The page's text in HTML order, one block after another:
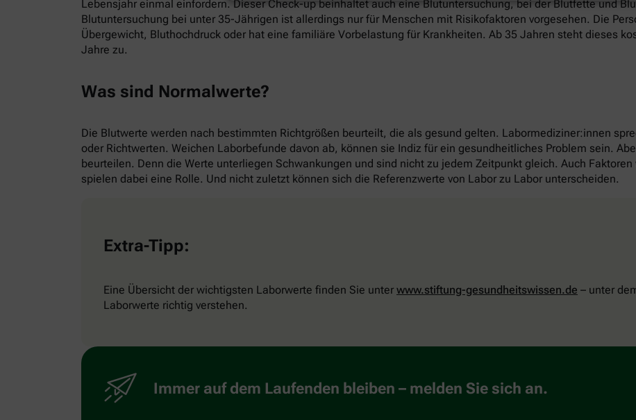
Lebensjahr einmal einfordern. Dieser Check-up beinhaltet auch eine Blutuntersuchung, bei der Blutfette und
Blutuntersuchung bei unter 35-Jährigen ist allerdings nur für Menschen mit Risikofaktoren vorgesehen. Die
Übergewicht, Bluthochdruck oder hat eine familiäre Vorbelastung für Krankheiten. Ab 35 Jahren steht dieses
Jahre zu.
Was sind Normalwerte?
Die Blutwerte werden nach bestimmten Richtgrößen beurteilt, die als gesund gelten. Labormediziner:innen
oder Richtwerten. Weichen Laborbefunde davon ab, können sie Indiz für ein gesundheitliches Problem sein.
beurteilen. Denn die Werte unterliegen Schwankungen und sind nicht zu jedem Zeitpunkt gleich. Auch
spielen dabei eine Rolle. Und nicht zuletzt können sich die Referenzwerte von Labor zu Labor unterscheiden.
Extra-Tipp:
Eine Übersicht der wichtigsten Laborwerte finden Sie unter www.stiftung-gesundheitswissen.de – unter
Laborwerte richtig verstehen.
Immer auf dem Laufenden bleiben – melden Sie sich an.